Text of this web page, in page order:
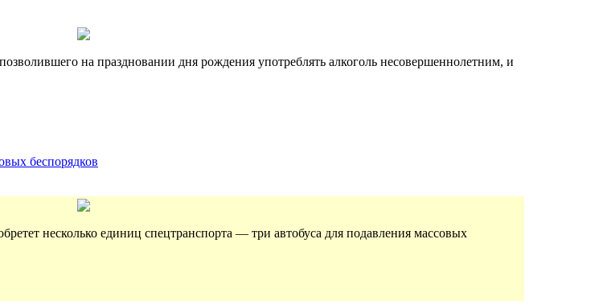
на праздновании дня рождения употреблять алкоголь несовершеннолетним, и
беспорядков
несколько единиц спецтранспорта — три автобуса для подавления массовых